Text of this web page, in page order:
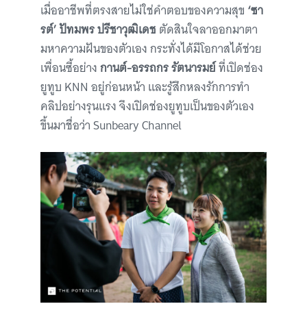
เมื่ออาชีพที่ตรงสายไม่ใช่คำตอบของความสุข ‘ซา
รต์’ ปัทมพร ปรีชาวุฒิเดช ตัดสินใจลาออกมาตา
มหาความฝันของตัวเอง กระทั่งได้มีโอกาสได้ช่วย
เพื่อนซี้อย่างกานต์-อรรถกร รัตนารมย์ที่เปิดช่อง
ยูทูบ KNN อยู่ก่อนหน้า และรู้สึกหลงรักการทำ
คลิปอย่างรุนแรง จึงเปิดช่องยูทูบเป็นของตัวเอง
ขึ้นมาชื่อว่า Sunbeary Channel